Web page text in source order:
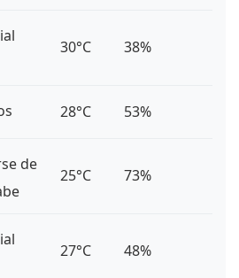
30°C 38%
28°C 53%
de
25°C 73%
27°C 48%